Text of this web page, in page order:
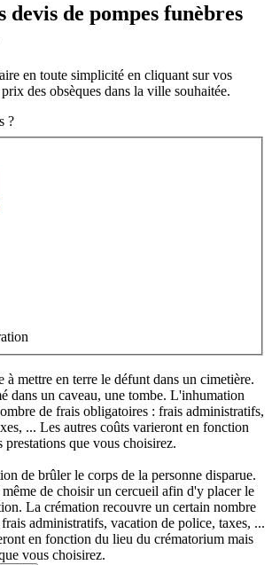
devis de pompes funèbres
en toute simplicité en cliquant sur vos
des obsèques dans la ville souhaitée.
?
mettre en terre le défunt dans un cimetière.
dans un caveau, une tombe. L'inhumation
de frais obligatoires : frais administratifs,
... Les autres coûts varieront en fonction
prestations que vous choisirez.
de brûler le corps de la personne disparue.
de choisir un cercueil afin d'y placer le
La crémation recouvre un certain nombre
administratifs, vacation de police, taxes, ...
en fonction du lieu du crématorium mais
vous choisirez.